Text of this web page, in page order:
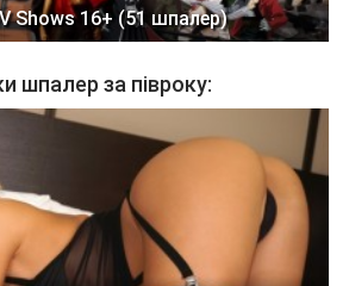
Shows 16+ (51 шпалер)
шпалер за півроку: